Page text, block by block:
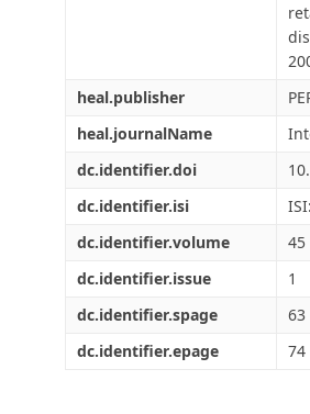
heal.publisher
heal.journalName
dc.identifier.doi
dc.identifier.isi
dc.identifier.volume
45
dc.identifier.issue
1
dc.identifier.spage
63
dc.identifier.epage
74